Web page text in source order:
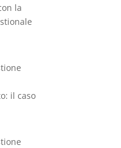
la
il caso